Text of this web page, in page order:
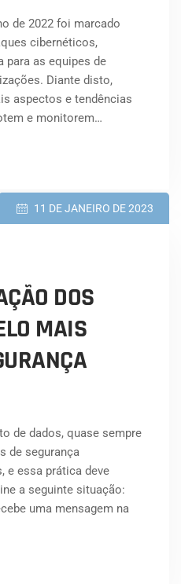
de 2022 foi marcado
cibernéticos,
para as equipes de
Diante disto,
aspectos e tendências
e monitorem…
11 DE JANEIRO DE 2023
DOS
MAIS
de dados, quase sempre
de segurança
e essa prática deve
a seguinte situação:
uma mensagem na